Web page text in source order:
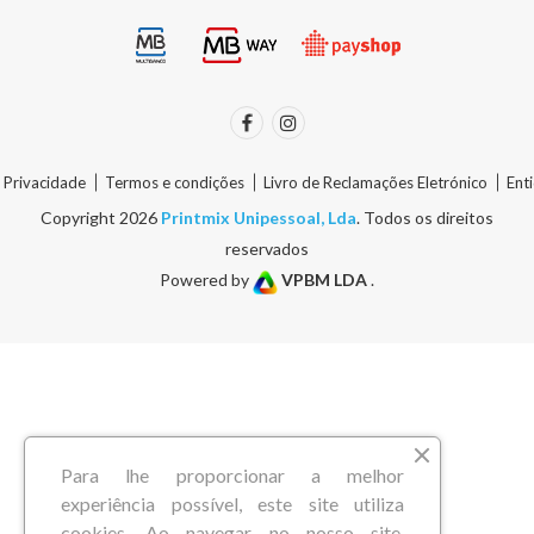
Termos e condições Livro de Reclamações Eletrónico
Copyright 2026 Printmix Unipessoal, Lda. Todos os direitos
reservados
Powered by
VPBM LDA .
Para lhe proporcionar a melhor
experiência possível, este site utiliza